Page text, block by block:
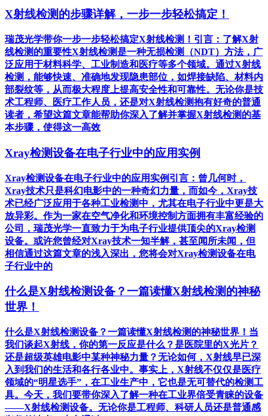
X射线检测的步骤详解，一步一步轻松搞定！
瑞茂光学带你一步一步轻松搞定X射线检测！引言：了解X射
线检测的重要性X射线检测是一种无损检测（NDT）方法，广
泛应用于材料科学、工业制造和医疗等多个领域。通过X射线
检测，能够快速、准确地发现隐患部位，如焊接缺陷、材料内
部裂纹等，从而极大程度上提高安全性和可靠性。无论你是技
术工程师、医疗工作人员，还是对X射线检测抱有好奇的普通
读者，希望这篇文章能帮助你深入了解并掌握X射线检测的基
本步骤，使得这一高效
Xray检测设备在电子行业中的应用实例
Xray检测设备在电子行业中的应用实例引言：曾几何时，
Xray技术只是科幻电影中的一种奇幻力量，而如今，Xray技
术已经广泛应用于各种工业检测中，尤其在电子行业中更是大
放异彩。作为一家在空气净化和环境控制方面拥有丰富经验的
公司，瑞茂光学一直致力于为电子行业提供顶尖的Xray检测
设备。或许您曾经对Xray技术一知半解，甚至闻所未闻，但
相信通过这篇文章的浅入深出，您将会对Xray检测设备在电
子行业中的
什么是X射线检测设备？一篇读懂X射线检测的神秘
世界！
什么是X射线检测设备？一篇读懂X射线检测的神秘世界！当
我们谈起X射线，你的第一反应是什么？是医院里的X光片？
还是超级英雄电影中某种神秘力量？无论如何，X射线早已深
入到我们的生活和各行各业中。事实上，X射线不仅仅是医疗
领域的“明星选手”，在工业生产中，它也是无可替代的检测工
具。今天，我们要带你深入了解一种在工业界倍受青睐的设备
——X射线检测设备。无论你是工程师、科研人员还是普通感